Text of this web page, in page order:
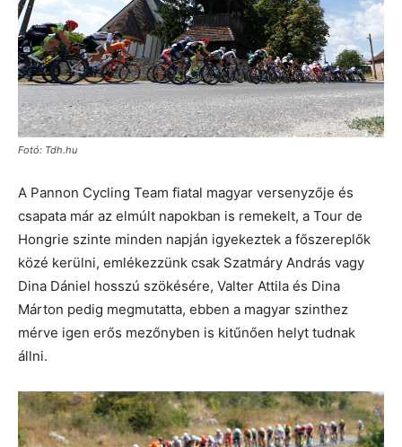
Fotó: Tdh.hu
A Pannon Cycling Team fiatal magyar versenyzője és
csapata már az elmúlt napokban is remekelt, a Tour de
Hongrie szinte minden napján igyekeztek a főszereplők
közé kerülni, emlékezzünk csak Szatmáry András vagy
Dina Dániel hosszú szökésére, Valter Attila és Dina
Márton pedig megmutatta, ebben a magyar szinthez
mérve igen erős mezőnyben is kitűnően helyt tudnak
állni.